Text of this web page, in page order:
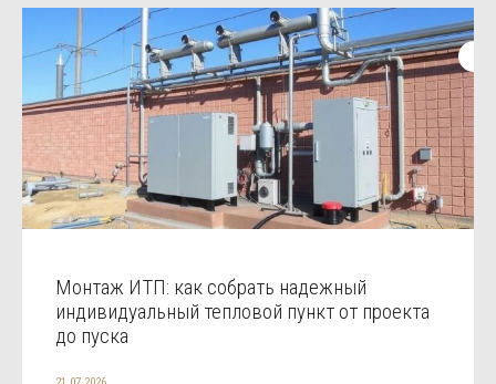
Монтаж ИТП: как собрать надежный
индивидуальный тепловой пункт от проекта
до пуска